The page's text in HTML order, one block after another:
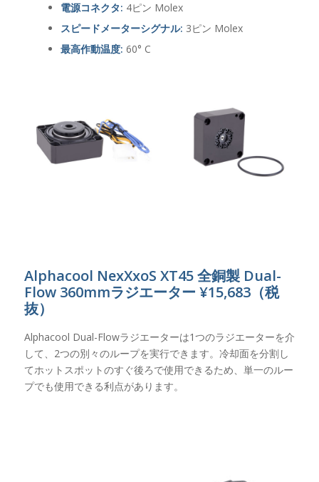
電源コネクタ: 4ピン Molex
スピードメーターシグナル: 3ピン Molex
最高作動温度:60° C
Alphacool NexXxoS XT45 全銅製 Dual-
Flow 360mmラジエーター ¥15,683（税
抜）
Alphacool Dual-Flowラジエーターは1つのラジエーターを介
して、2つの別々のループを実行できます。冷却面を分割し
てホットスポットのすぐ後ろで使用できるため、単一のルー
プでも使用できる利点があります。